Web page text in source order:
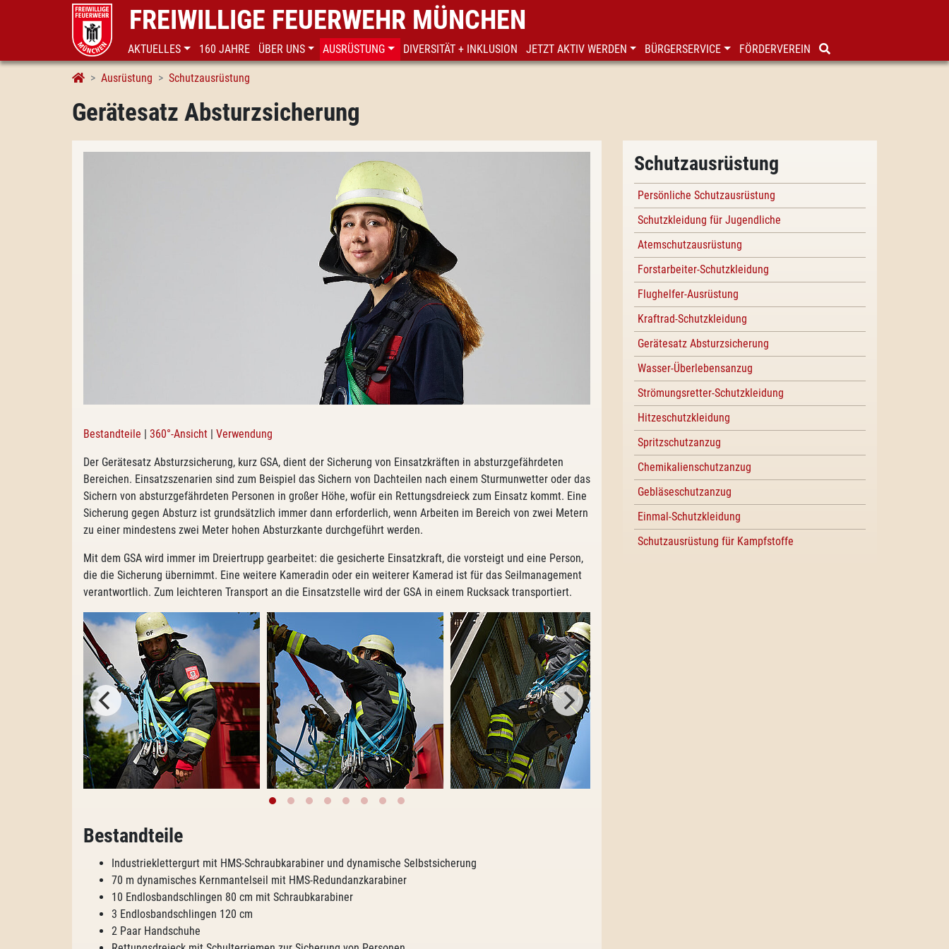
FREIWILLIGE FEUERWEHR MÜNCHEN
AKTUELLES 160 JAHRE ÜBER UNS AUSRÜSTUNG DIVERSITÄT + INKLUSION JETZT AKTIV WERDEN BÜRGERSERVICE FÖRDERVEREIN
Ausrüstung Schutzausrüstung
Gerätesatz Absturzsicherung
Gerätesatz Absturzsicherung
Bestandteile | 360°-Ansicht | Verwendung
Der Gerätesatz Absturzsicherung, kurz GSA, dient der Sicherung von Einsatzkräften in absturzgefährdeten
Bereichen. Einsatzszenarien sind zum Beispiel das Sichern von Dachteilen nach einem Sturmunwetter oder das
Sichern von absturzgefährdeten Personen in großer Höhe, wofür ein Rettungsdreieck zum Einsatz kommt. Eine
Sicherung gegen Absturz ist grundsätzlich immer dann erforderlich, wenn Arbeiten im Bereich von zwei Metern
zu einer mindestens zwei Meter hohen Absturzkante durchgeführt werden.
Mit dem GSA wird immer im Dreiertrupp gearbeitet: die gesicherte Einsatzkraft, die vorsteigt und eine Person,
die die Sicherung übernimmt. Eine weitere Kameradin oder ein weiterer Kamerad ist für das Seilmanagement
verantwortlich. Zum leichteren Transport an die Einsatzstelle wird der GSA in einem Rucksack transportiert.
Bestandteile
Industrieklettergurt mit HMS-Schraubkarabiner und dynamische Selbstsicherung
70 m dynamisches Kernmantelseil mit HMS-Redundanzkarabiner
10 Endlosbandschlingen 80 cm mit Schraubkarabiner
3 Endlosbandschlingen 120 cm
2 Paar Handschuhe
Schutzausrüstung
Persönliche Schutzausrüstung
Schutzkleidung für Jugendliche
Atemschutzausrüstung
Forstarbeiter-Schutzkleidung
Flughelfer-Ausrüstung
Kraftrad-Schutzkleidung
Gerätesatz Absturzsicherung
Wasser-Überlebensanzug
Strömungsretter-Schutzkleidung
Hitzeschutzkleidung
Spritzschutzanzug
Chemikalienschutzanzug
Gebläseschutzanzug
Einmal-Schutzkleidung
Schutzausrüstung für Kampfstoffe